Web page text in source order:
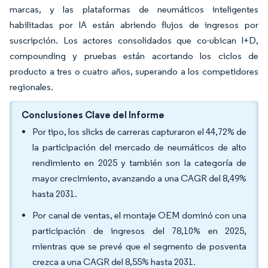
marcas, y las plataformas de neumáticos inteligentes
habilitadas por IA están abriendo flujos de ingresos por
suscripción. Los actores consolidados que co-ubican I+D,
compounding y pruebas están acortando los ciclos de
producto a tres o cuatro años, superando a los competidores
regionales.
Conclusiones Clave del Informe
Por tipo, los slicks de carreras capturaron el 44,72% de
la participación del mercado de neumáticos de alto
rendimiento en 2025 y también son la categoría de
mayor crecimiento, avanzando a una CAGR del 8,49%
hasta 2031.
Por canal de ventas, el montaje OEM dominó con una
participación de ingresos del 78,10% en 2025,
mientras que se prevé que el segmento de posventa
crezca a una CAGR del 8,55% hasta 2031.